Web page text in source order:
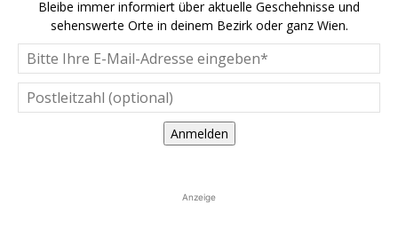
Bleibe immer informiert über aktuelle Geschehnisse und
sehenswerte Orte in deinem Bezirk oder ganz Wien.
Anmelden
Anzeige